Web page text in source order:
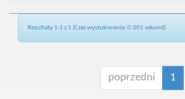
Rezultaty 1-1 z 1 (Czas wyszukiwania: 0.001 sekund).
poprzedni 1